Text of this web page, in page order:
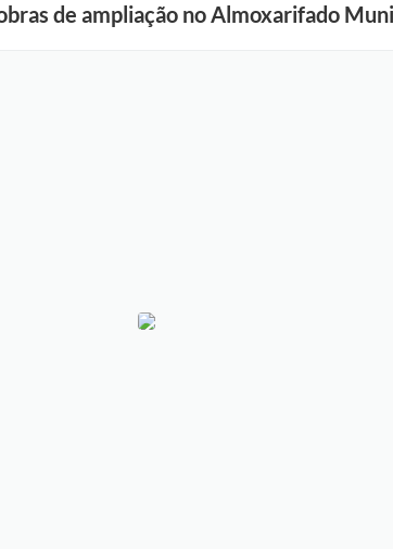
de ampliação no Almoxarifado